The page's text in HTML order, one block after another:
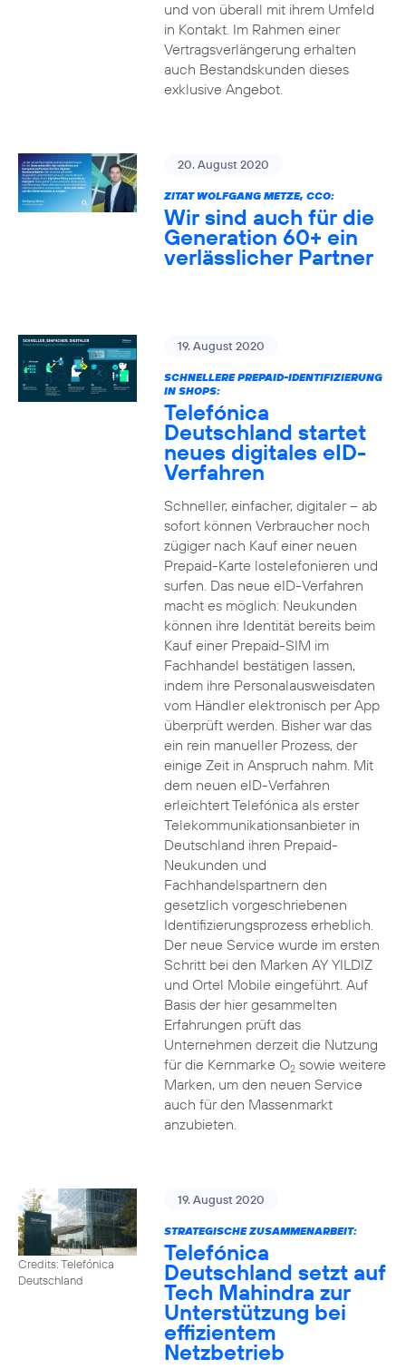
und von überall mit ihrem Umfeld
in Kontakt. Im Rahmen einer
Vertragsverlängerung erhalten
auch Bestandskunden dieses
exklusive Angebot.
20. August 2020
ZITAT WOLFGANG METZE, CCO:
Wir sind auch für die
Generation 60+ ein
verlässlicher Partner
19. August 2020
SCHNELLERE PREPAID-IDENTIFIZIERUNG
IN SHOPS:
Telefónica
Deutschland startet
neues digitales eID-
Verfahren
Schneller, einfacher, digitaler – ab
sofort können Verbraucher noch
zügiger nach Kauf einer neuen
Prepaid-Karte lostelefonieren und
surfen. Das neue eID-Verfahren
macht es möglich: Neukunden
können ihre Identität bereits beim
Kauf einer Prepaid-SIM im
Fachhandel bestätigen lassen,
indem ihre Personalausweisdaten
vom Händler elektronisch per App
überprüft werden. Bisher war das
ein rein manueller Prozess, der
einige Zeit in Anspruch nahm. Mit
dem neuen eID-Verfahren
erleichtert Telefónica als erster
Telekommunikationsanbieter in
Deutschland ihren Prepaid-
Neukunden und
Fachhandelspartnern den
gesetzlich vorgeschriebenen
Identifizierungsprozess erheblich.
Der neue Service wurde im ersten
Schritt bei den Marken AY YILDIZ
und Ortel Mobile eingeführt. Auf
Basis der hier gesammelten
Erfahrungen prüft das
Unternehmen derzeit die Nutzung
für die Kernmarke O2sowie weitere
Marken, um den neuen Service
auch für den Massenmarkt
anzubieten.
Credits: Telefónica
Deutschland
19. August 2020
STRATEGISCHE ZUSAMMENARBEIT:
Telefónica
Deutschland setzt auf
Tech Mahindra zur
Unterstützung bei
effizientem
Netzbetrieb